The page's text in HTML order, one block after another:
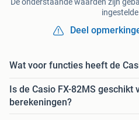
De onderstaande waarden zijn
Deel
Wat voor functies heeft de
Is de Casio FX-82MS
berekeningen?